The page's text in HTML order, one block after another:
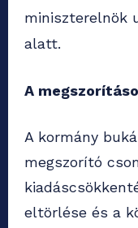
miniszterelnök
alatt.
A
A kormány
megszorító
eltörlése és a